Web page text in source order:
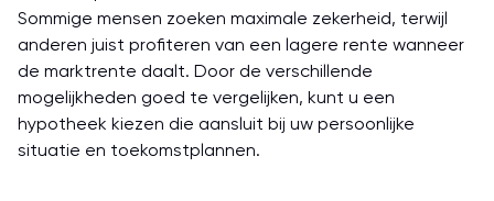
Sommige mensen zoeken maximale zekerheid, terwijl
anderen juist profiteren van een lagere rente wanneer
de marktrente daalt. Door de verschillende
mogelijkheden goed te vergelijken, kunt u een
hypotheek kiezen die aansluit bij uw persoonlijke
situatie en toekomstplannen.